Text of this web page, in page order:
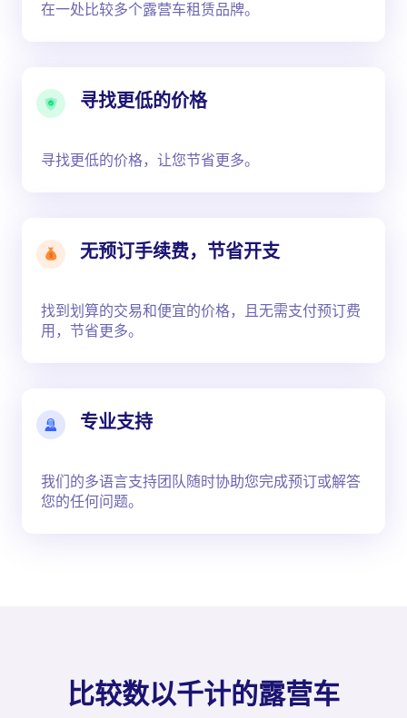
在一处比较多个露营车租赁品牌。
寻找更低的价格
寻找更低的价格，让您节省更多。
无预订手续费，节省开支
找到划算的交易和便宜的价格，且无需支付预订费
用，节省更多。
专业支持
我们的多语言支持团队随时协助您完成预订或解答
您的任何问题。
比较数以千计的露营车